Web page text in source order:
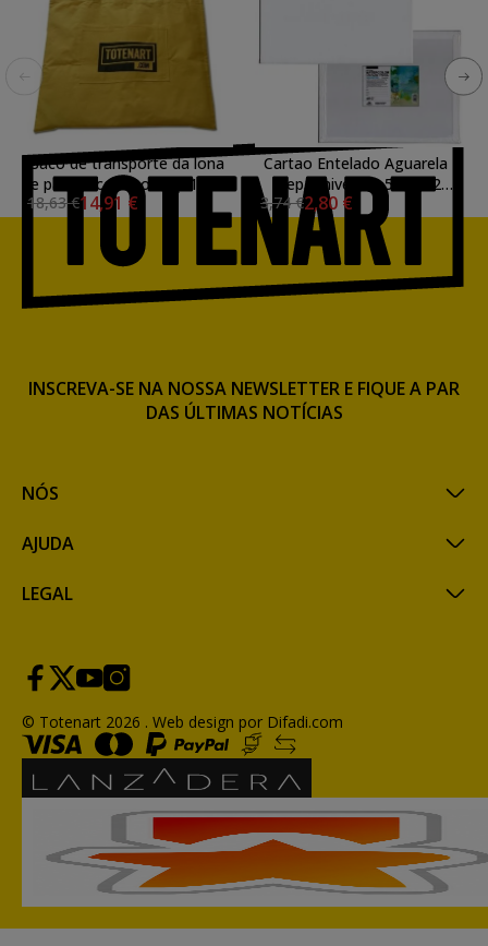
Saco de transporte da lona
e pastas com bolso (81x68
cm)
18,63 €14,91 €
Cartao Entelado Aguarela -
Prep. Universal, 5F 35X27
cm.
3,74 €2,80 €
NÓS
AJUDA
LEGAL
INSCREVA-SE NA NOSSA NEWSLETTER E FIQUE A PAR
DAS ÚLTIMAS NOTÍCIAS
© Totenart 2026 . Web design por Difadi.com